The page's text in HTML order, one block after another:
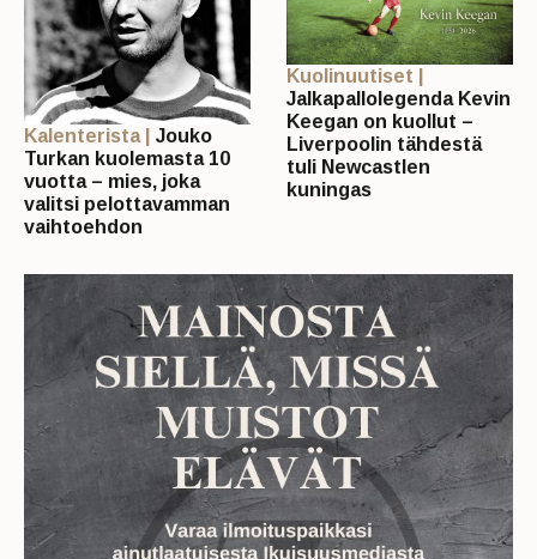
Kalenterista |
Jouko
Turkan kuolemasta 10
vuotta – mies, joka
valitsi pelottavamman
vaihtoehdon
Kuolinuutiset |
Jalkapallolegenda Kevin
Keegan on kuollut –
Liverpoolin tähdestä
tuli Newcastlen
kuningas